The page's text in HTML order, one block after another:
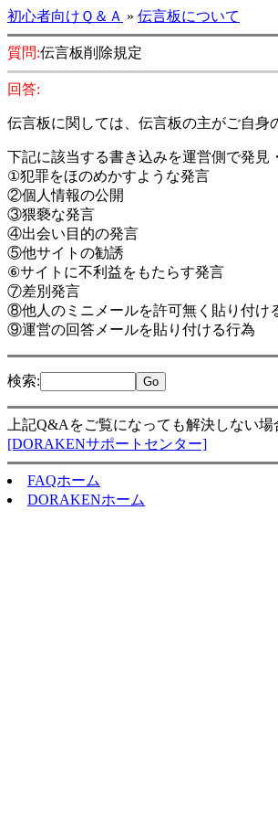
初心者向けＱ＆Ａ » 伝言板について
質問:伝言板削除規定
回答:
伝言板に関しては、伝言板の主がご自身
下記に該当する書き込みを運営側で発見
①犯罪をほのめかすような発言
②個人情報の公開
③猥褻な発言
④出会い目的の発言
⑤他サイトの勧誘
⑥サイトに不利益をもたらす発言
⑦差別発言
⑧他人のミニメールを許可無く貼り付け
⑨運営の回答メールを貼り付ける行為
検索:
上記Q&Aをご覧になっても解決しない
[DORAKENサポートセンター]
FAQホーム
DORAKENホーム